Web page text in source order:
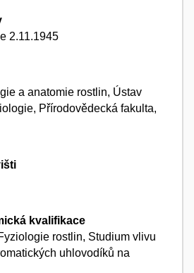
2.11.1945
a anatomie rostlin, Ústav
Přírodovědecká fakulta,
kvalifikace
rostlin, Studium vlivu
uhlovodíků na